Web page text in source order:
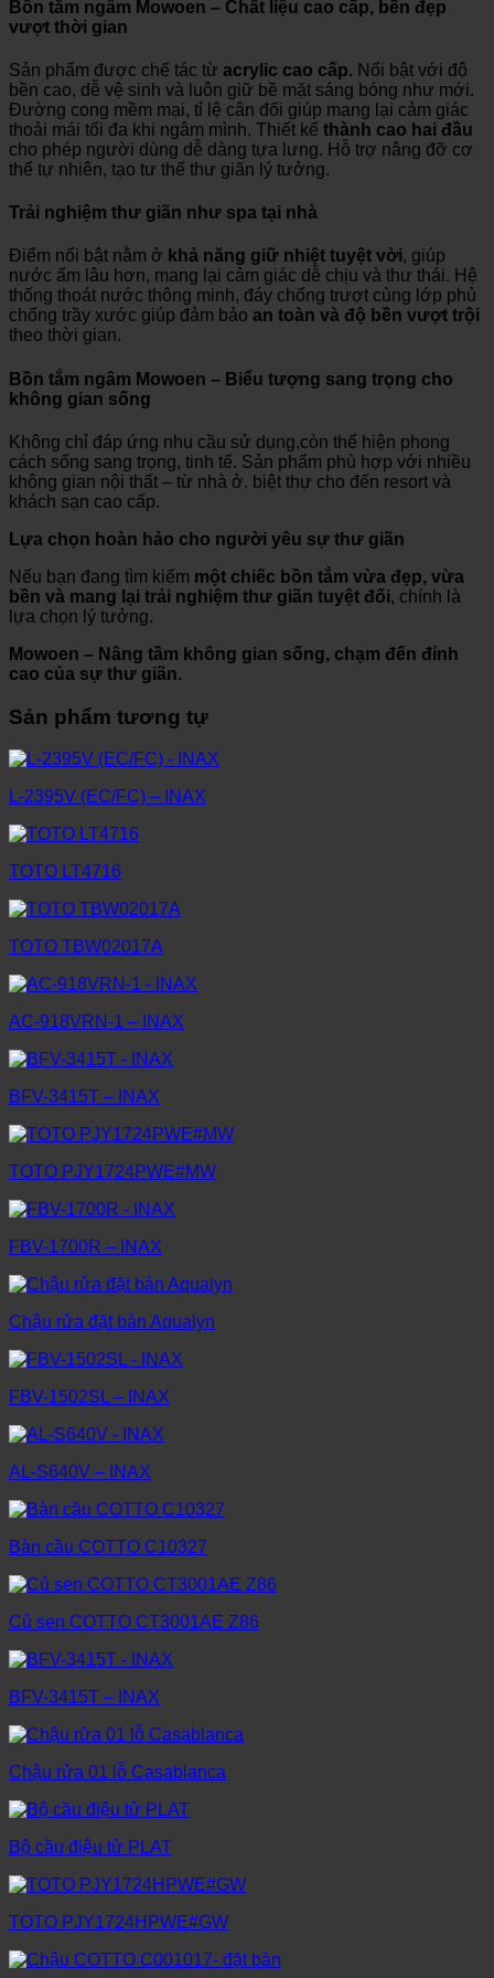
Bồn tắm ngâm Mowoen – Chất liệu cao cấp, bền đẹp
vượt thời gian
Sản phẩm được chế tác từ acrylic cao cấp. Nổi bật với độ
bền cao, dễ vệ sinh và luôn giữ bề mặt sáng bóng như mới.
Đường cong mềm mại, tỉ lệ cân đối giúp mang lại cảm giác
thoải mái tối đa khi ngâm mình. Thiết kế thành cao hai đầu
cho phép người dùng dễ dàng tựa lưng. Hỗ trợ nâng đỡ cơ
thể tự nhiên, tạo tư thế thư giãn lý tưởng.
Trải nghiệm thư giãn như spa tại nhà
Điểm nổi bật nằm ở khả năng giữ nhiệt tuyệt vời, giúp
nước ấm lâu hơn, mang lại cảm giác dễ chịu và thư thái. Hệ
thống thoát nước thông minh, đáy chống trượt cùng lớp phủ
chống trầy xước giúp đảm bảo an toàn và độ bền vượt trội
theo thời gian.
Bồn tắm ngâm Mowoen – Biểu tượng sang trọng cho
không gian sống
Không chỉ đáp ứng nhu cầu sử dụng,còn thể hiện phong
cách sống sang trọng, tinh tế. Sản phẩm phù hợp với nhiều
không gian nội thất – từ nhà ở. biệt thự cho đến resort và
khách sạn cao cấp.
Lựa chọn hoàn hảo cho người yêu sự thư giãn
Nếu bạn đang tìm kiếm một chiếc bồn tắm vừa đẹp, vừa
bền và mang lại trải nghiệm thư giãn tuyệt đối, chính là
lựa chọn lý tưởng.
Mowoen – Nâng tầm không gian sống, chạm đến đỉnh
cao của sự thư giãn.
Sản phẩm tương tự
L-2395V (EC/FC) – INAX
TOTO LT4716
TOTO TBW02017A
AC-918VRN-1 – INAX
BFV-3415T – INAX
TOTO PJY1724PWE#MW
FBV-1700R – INAX
Chậu rửa đặt bàn Aqualyn
FBV-1502SL – INAX
AL-S640V – INAX
Bàn cầu COTTO C10327
Củ sen COTTO CT3001AE Z86
BFV-3415T – INAX
Chậu rửa 01 lỗ Casablanca
Bộ cầu điệu tử PLAT
TOTO PJY1724HPWE#GW